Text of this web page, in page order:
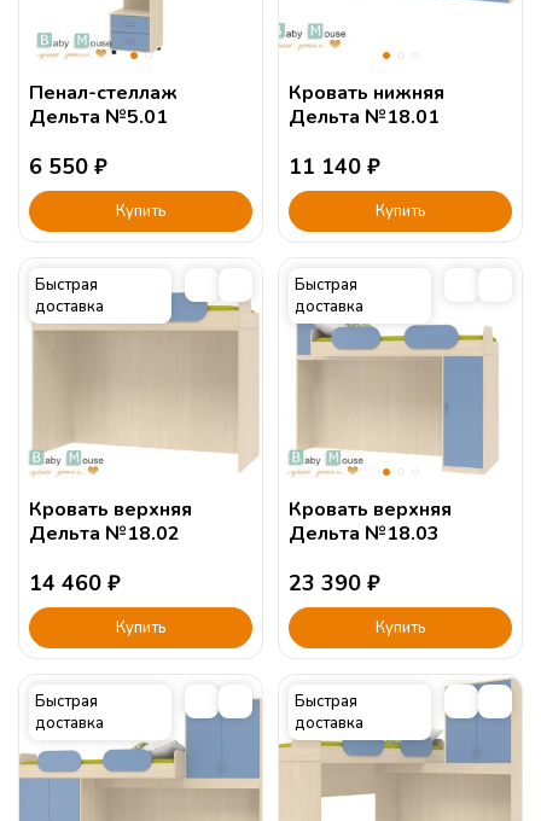
Пенал-стеллаж
Дельта №5.01
6 550 ₽
Купить
Кровать нижняя
Дельта №18.01
11 140 ₽
Купить
Быстрая
доставка
Кровать верхняя
Дельта №18.02
14 460 ₽
Купить
Быстрая
доставка
Кровать верхняя
Дельта №18.03
23 390 ₽
Купить
Быстрая
доставка
Быстрая
доставка